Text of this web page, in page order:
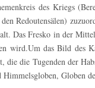
des Kriegs
Redoutensälen)
Das Fresko in der
wird.Um das Bild des
die die Tugenden der
Globen